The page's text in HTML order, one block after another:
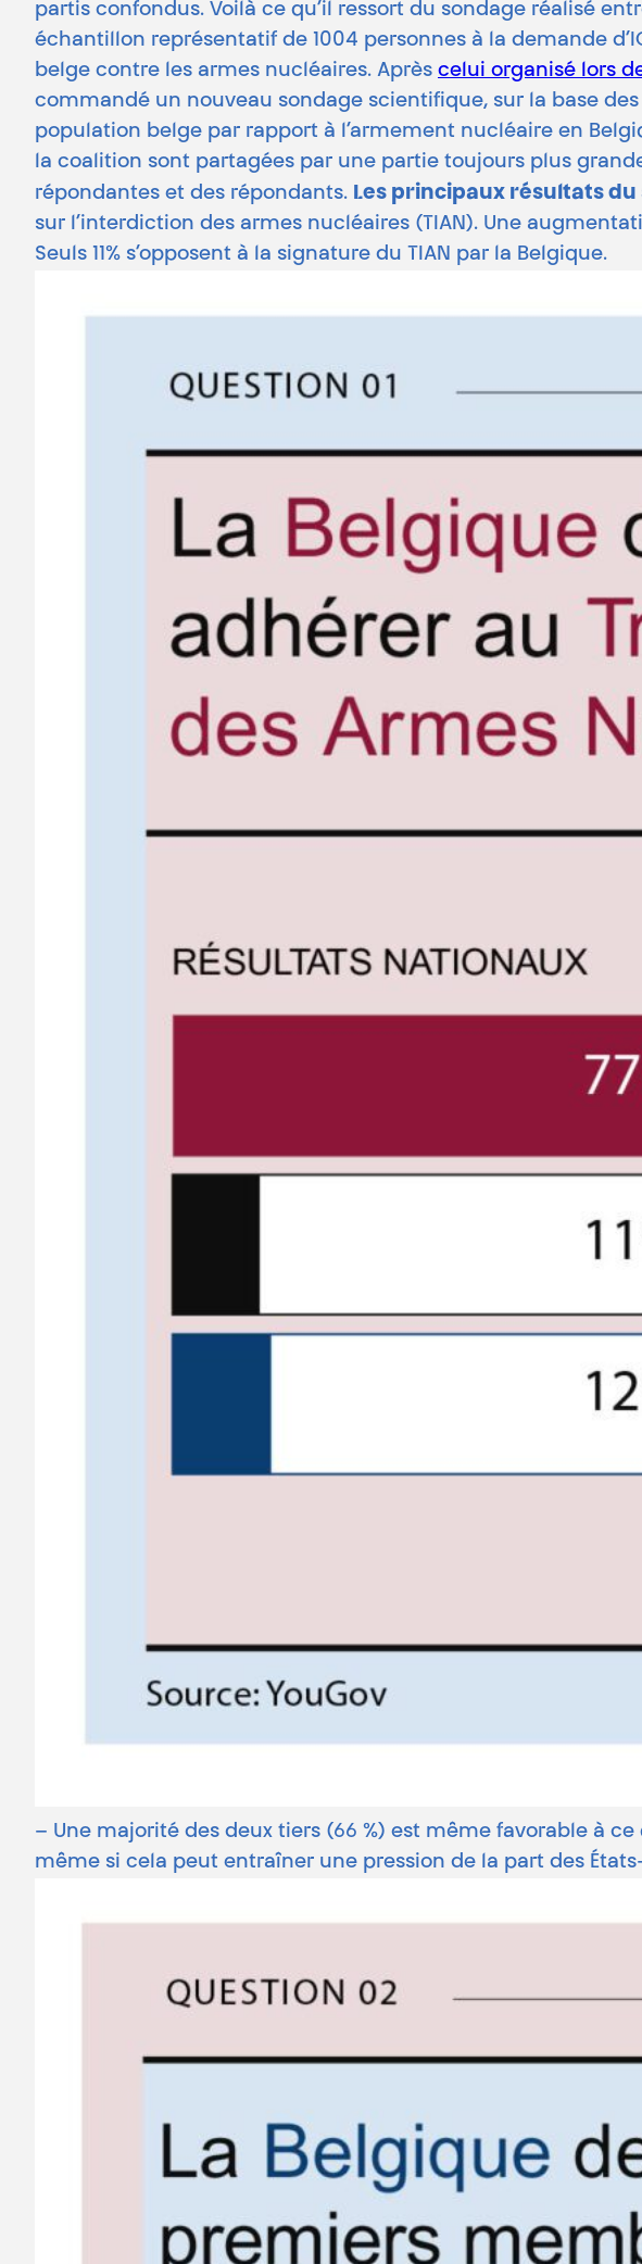
partis confondus. Voilà ce qu’il ressort du sondage réalisé
échantillon représentatif de 1004 personnes à la demande
belge contre les armes nucléaires. Après celui organisé lors
commandé un nouveau sondage scientifique, sur la base
population belge par rapport à l’armement nucléaire en
la coalition sont partagées par une partie toujours plus
répondantes et des répondants. Les principaux résultats du
sur l’interdiction des armes nucléaires (TIAN). Une
Seuls 11% s’opposent à la signature du TIAN par la Belgique.
– Une majorité des deux tiers (66 %) est même favorable à ce
même si cela peut entraîner une pression de la part des États-